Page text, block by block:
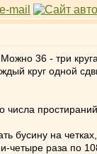
36 - три
круг одной
бусину на
четыре раза по